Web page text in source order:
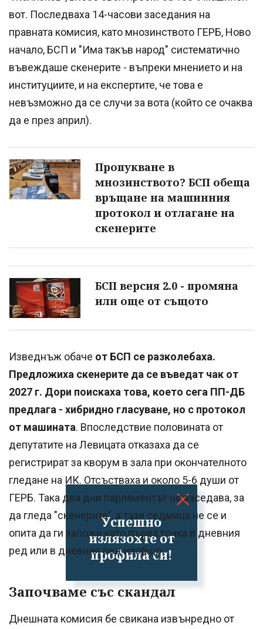
Успешно
излязохте от
профила си!
вот. Последваха 14-часови заседания на
правната комисия, като мнозинството ГЕРБ, Ново
начало, БСП и "Има такъв народ" систематично
въвеждаше скенерите - въпреки мнението и на
институциите, и на експертите, че това е
невъзможно да се случи за вота (който се очаква
да е през април).
Пропукване в
мнозинството? БСП обеща
връщане на машинния
протокол и отлагане на
скенерите
БСП версия 2.0 - промяна
или още от същото
Изведнъж обаче от БСП се разколебаха.
Предложиха скенерите да се въведат чак от
2027 г. Дори поискаха това, което сега ПП-ДБ
предлага - хибридно гласуване, но с протокол
от машината. Впоследствие половината от
депутатите на Левицата отказаха да се
регистрират за кворум в зала при окончателното
гледане на ИК. Отсъстваха и около 5-6 души от
ГЕРБ. Така два дни парламентът не заседава, за
да гледа "скенерите", а тази седмица не се и
опита да ги заложи като първа точка в дневния
ред или в дневния ред изобщо.
Започваме със скандал
Днешната комисия бе свикана извънредно от